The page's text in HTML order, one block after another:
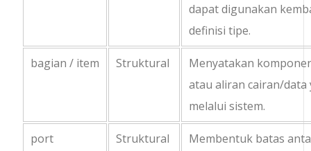
dapat digunakan
definisi tipe.
bagian / item Struktural
Menyatakan
atau aliran cairan/
melalui sistem.
port Struktural
Membentuk batas